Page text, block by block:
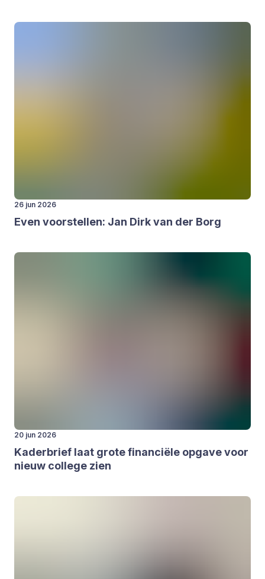
26 jun 2026
Even voor­stel­len: Jan Dirk van der Borg
20 jun 2026
Kader­brief laat gro­te finan­ci­ë­le opga­ve voor
nieuw col­le­ge zien